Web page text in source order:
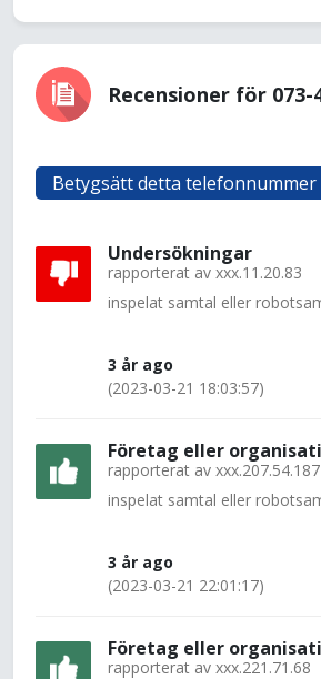
Recensioner för 073-
Betygsätt detta telefonnummer
Undersökningar
rapporterat av xxx.11.20.83
inspelat samtal eller
3 år ago
(2023-03-21 18:03:57)
Företag eller
rapporterat av xxx.207.54.187
inspelat samtal eller
3 år ago
(2023-03-21 22:01:17)
Företag eller
rapporterat av xxx.221.71.68